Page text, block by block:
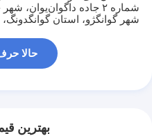
شماره ۲ جاده
شهر گوانگژو، استان
حالا
بهترين